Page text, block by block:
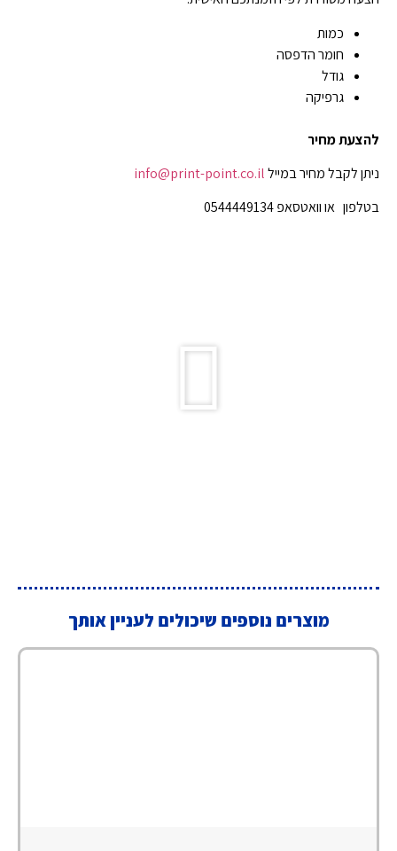
כמות
חומר הדפסה
גודל
גרפיקה
להצעת מחיר
ניתן לקבל מחיר במיילinfo@print-point.co.il
בטלפון או וואטסאפ 0544449134
מוצרים נוספים שיכולים לעניין אותך